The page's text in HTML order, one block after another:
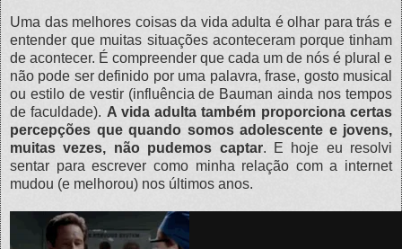
Uma das melhores coisas da vida adulta é olhar para trás e
entender que muitas situações aconteceram porque tinham
de acontecer. É compreender que cada um de nós é plural e
não pode ser definido por uma palavra, frase, gosto musical
ou estilo de vestir (influência de Bauman ainda nos tempos
de faculdade). A vida adulta também proporciona certas
percepções que quando somos adolescente e jovens,
muitas vezes, não pudemos captar. E hoje eu resolvi
sentar para escrever como minha relação com a internet
mudou (e melhorou) nos últimos anos.